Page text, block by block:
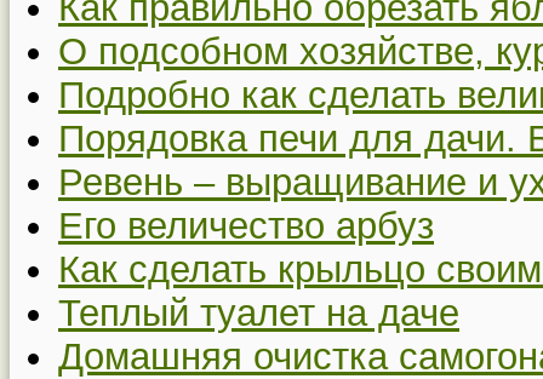
О подсобном хозяйстве,
Подробно как сделать
Порядовка печи для дачи.
Ревень – выращивание и
Его величество арбуз
Как сделать крыльцо
Теплый туалет на даче
Домашняя очистка